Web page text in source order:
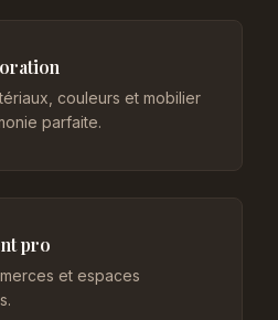
couleurs et mobilier
parfaite.
pro
et espaces